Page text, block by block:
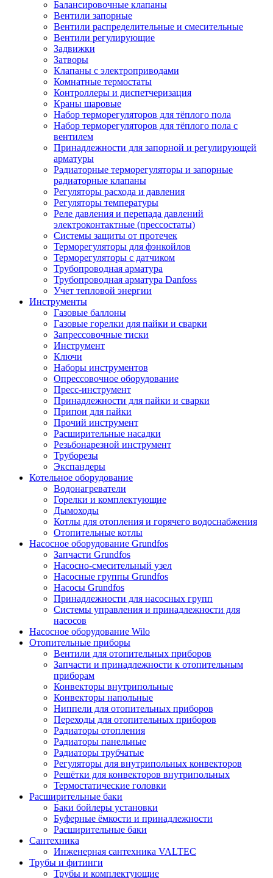
Балансировочные клапаны
Вентили запорные
Вентили распределительные и смесительные
Вентили регулирующие
Задвижки
Затворы
Клапаны с электроприводами
Комнатные термостаты
Контроллеры и диспетчеризация
Краны шаровые
Набор терморегуляторов для тёплого пола
Набор терморегуляторов для тёплого пола с
вентилем
Принадлежности для запорной и регулирующей
арматуры
Радиаторные терморегуляторы и запорные
радиаторные клапаны
Регуляторы расхода и давления
Регуляторы температуры
Реле давления и перепада давлений
электроконтактные (прессостаты)
Системы защиты от протечек
Терморегуляторы для фэнкойлов
Терморегуляторы с датчиком
Трубопроводная арматура
Трубопроводная арматура Danfoss
Учет тепловой энергии
Инструменты
Газовые баллоны
Газовые горелки для пайки и сварки
Запрессовочные тиски
Инструмент
Ключи
Наборы инструментов
Опрессовочное оборудование
Пресс-инструмент
Принадлежности для пайки и сварки
Припои для пайки
Прочий инструмент
Расширительные насадки
Резьбонарезной инструмент
Труборезы
Экспандеры
Котельное оборудование
Водонагреватели
Горелки и комплектующие
Дымоходы
Котлы для отопления и горячего водоснабжения
Отопительные котлы
Насосное оборудование Grundfos
Запчасти Grundfos
Насосно-смесительный узел
Насосные группы Grundfos
Насосы Grundfos
Принадлежности для насосных групп
Системы управления и принадлежности для
насосов
Насосное оборудование Wilo
Отопительные приборы
Вентили для отопительных приборов
Запчасти и принадлежности к отопительным
приборам
Конвекторы внутрипольные
Конвекторы напольные
Ниппели для отопительных приборов
Переходы для отопительных приборов
Радиаторы отопления
Радиаторы панельные
Радиаторы трубчатые
Регуляторы для внутрипольных конвекторов
Решётки для конвекторов внутрипольных
Термостатические головки
Расширительные баки
Баки бойлеры установки
Буферные ёмкости и принадлежности
Расширительные баки
Сантехника
Инженерная сантехника VALTEC
Трубы и фитинги
Трубы и комплектующие